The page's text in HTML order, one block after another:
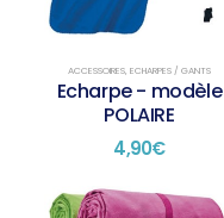
ACCESSOIRES, ECHARPES / GANTS
Echarpe - modèle
POLAIRE
4,90€